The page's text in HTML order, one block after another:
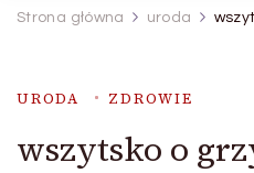
Strona główna uroda
URODA ZDROWIE
wszytsko o